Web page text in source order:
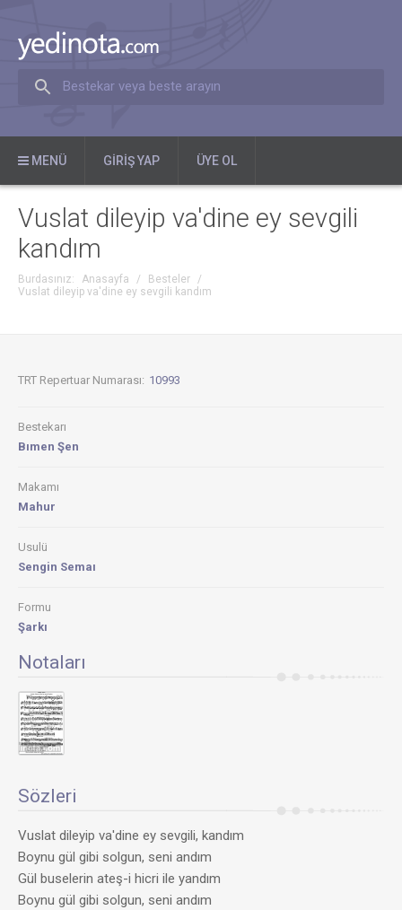
Bestekar veya beste arayın
MENÜ GIRIŞ YAP ÜYE OL
Vuslat dileyip va'dine ey sevgili
kandım
Burdasınız: Anasayfa / Besteler
/
Vuslat dileyip va'dine ey sevgili kandım
TRT Repertuar Numarası: 10993
Bestekarı
Bımen Şen
Makamı
Mahur
Usulü
Sengin Semaı
Formu
Şarkı
Notaları
Sözleri
Vuslat dileyip va'dine ey sevgili, kandım
Boynu gül gibi solgun, seni andım
Gül buselerin ateş-i hicri ile yandım
Boynu gül gibi solgun, seni andım